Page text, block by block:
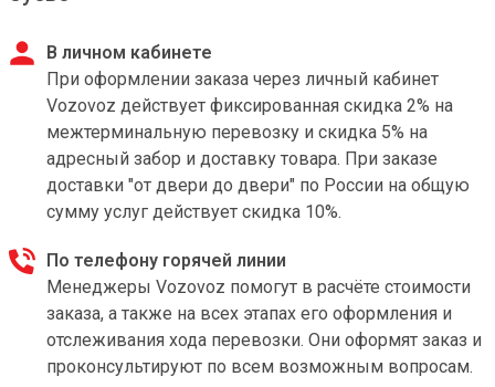
В личном кабинете
При оформлении заказа через личный кабинет
Vozovoz действует фиксированная скидка 2% на
межтерминальную перевозку и скидка 5% на
адресный забор и доставку товара. При заказе
доставки "от двери до двери" по России на общую
сумму услуг действует скидка 10%.
По телефону горячей линии
Менеджеры Vozovoz помогут в расчёте стоимости
заказа, а также на всех этапах его оформления и
отслеживания хода перевозки. Они оформят заказ и
проконсультируют по всем возможным вопросам.